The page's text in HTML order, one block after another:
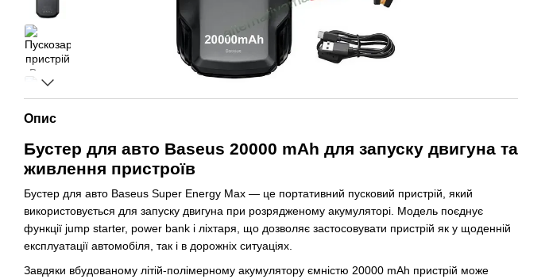
Опис
Бустер для авто Baseus 20000 mAh для запуску двигуна та
живлення пристроїв
Бустер для авто Baseus Super Energy Max — це портативний пусковий пристрій, який
використовується для запуску двигуна при розрядженому акумуляторі. Модель поєднує
функції jump starter, power bank і ліхтаря, що дозволяє застосовувати пристрій як у щоденній
експлуатації автомобіля, так і в дорожніх ситуаціях.
Завдяки вбудованому літій-полімерному акумулятору ємністю 20000 mAh пристрій може